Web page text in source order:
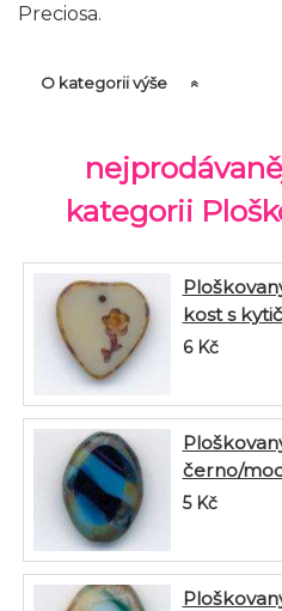
Preciosa.
O kategorii výše
kategorii
kost s
6 Kč
černo/
5 Kč